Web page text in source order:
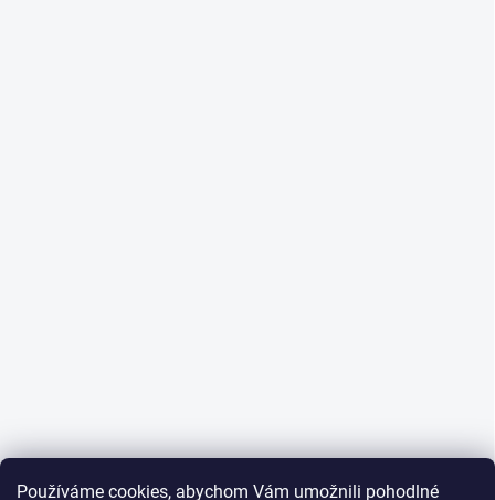
Používáme cookies, abychom Vám umožnili pohodlné